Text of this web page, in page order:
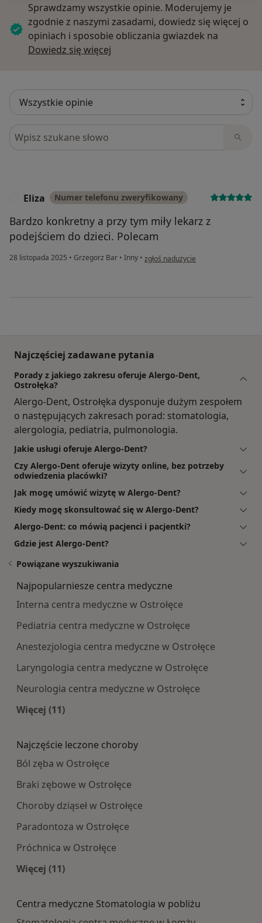
Sprawdzamy wszystkie opinie. Moderujemy je
zgodnie z naszymi zasadami, dowiedz się więcej o
opiniach i sposobie obliczania gwiazdek na
Dowiedz się więcej
Szukaj w opiniach
Eliza Numer telefonu zweryfikowany
Bardzo konkretny a przy tym miły lekarz z
podejściem do dzieci. Polecam
28 listopada 2025 • Grzegorz Bar • Inny • w opinii użytkownika Eliza
zgłoś nadużycie
Najczęściej zadawane pytania
Porady z jakiego zakresu oferuje Alergo-Dent,
Ostrołęka?
Alergo-Dent, Ostrołęka dysponuje dużym zespołem
o następujących zakresach porad: stomatologia,
alergologia, pediatria, pulmonologia.
Jakie usługi oferuje Alergo-Dent?
Czy Alergo-Dent oferuje wizyty online, bez potrzeby
odwiedzenia placówki?
Jak mogę umówić wizytę w Alergo-Dent?
Kiedy mogę skonsultować się w Alergo-Dent?
Alergo-Dent: co mówią pacjenci i pacjentki?
Gdzie jest Alergo-Dent?
Powiązane wyszukiwania
Najpopularniesze centra medyczne
Interna centra medyczne w Ostrołęce
Pediatria centra medyczne w Ostrołęce
Anestezjologia centra medyczne w Ostrołęce
Laryngologia centra medyczne w Ostrołęce
Neurologia centra medyczne w Ostrołęce
Więcej (11)
Najczęście leczone choroby
Ból zęba w Ostrołęce
Braki zębowe w Ostrołęce
Choroby dziąseł w Ostrołęce
Paradontoza w Ostrołęce
Próchnica w Ostrołęce
Więcej (11)
Centra medyczne Stomatologia w pobliżu